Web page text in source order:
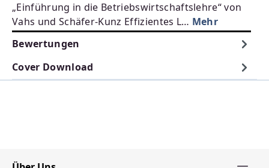
„Einführung in die Betriebswirtschaftslehre“ von
Vahs und Schäfer-Kunz Effizientes L… Mehr
Bewertungen
Cover Download